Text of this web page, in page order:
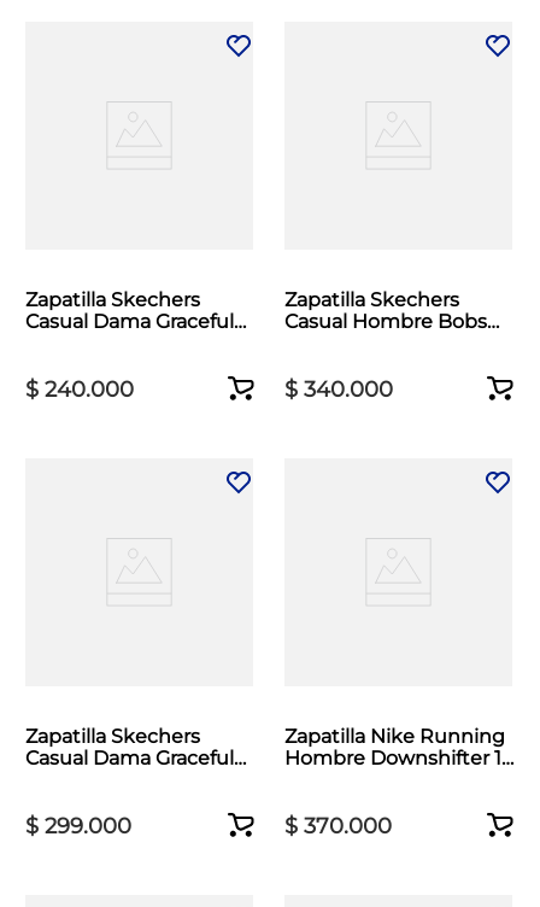
Zapatilla Skechers
Casual Dama Graceful
$ 240.000
Zapatilla Skechers
Casual Hombre Bobs
$ 340.000
Zapatilla Skechers
Casual Dama Graceful
$ 299.000
Zapatilla Nike Running
Hombre Downshifter 14
$ 370.000